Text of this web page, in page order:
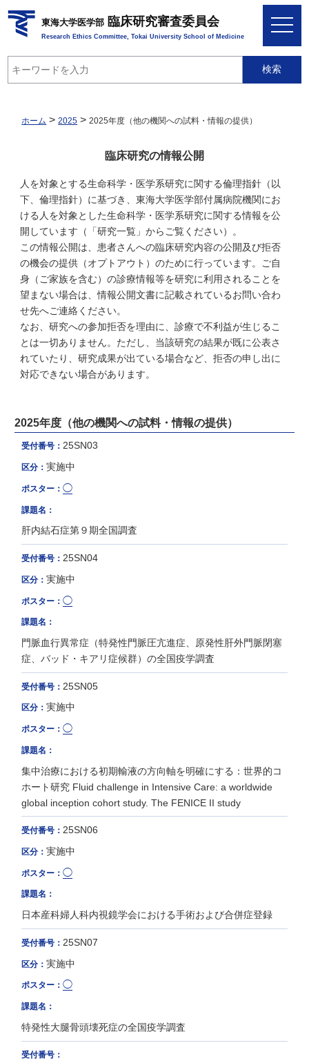
東海大学医学部 臨床研究審査委員会
Research Ethics Committee, Tokai University School of Medicine
toggle
検索
ホーム >2025 >2025年度（他の機関への試料・情報の提供）
臨床研究の情報公開
人を対象とする生命科学・医学系研究に関する倫理指針（以
下、倫理指針）に基づき、東海大学医学部付属病院機関にお
ける人を対象とした生命科学・医学系研究に関する情報を公
開しています（「研究一覧」からご覧ください）。
この情報公開は、患者さんへの臨床研究内容の公開及び拒否
の機会の提供（オプトアウト）のために行っています。ご自
身（ご家族を含む）の診療情報等を研究に利用されることを
望まない場合は、情報公開文書に記載されているお問い合わ
せ先へご連絡ください。
なお、研究への参加拒否を理由に、診療で不利益が生じるこ
とは一切ありません。ただし、当該研究の結果が既に公表さ
れていたり、研究成果が出ている場合など、拒否の申し出に
対応できない場合があります。
2025年度（他の機関への試料・情報の提供）
受付番号：25SN03
区分：実施中
ポスター：◯
課題名：
肝内結石症第９期全国調査
受付番号：25SN04
区分：実施中
ポスター：◯
課題名：
門脈血行異常症（特発性門脈圧亢進症、原発性肝外門脈閉塞
症、バッド・キアリ症候群）の全国疫学調査
受付番号： 25SN05
区分：実施中
ポスター：◯
課題名：
集中治療における初期輸液の方向軸を明確にする：世界的コ
ホート研究 Fluid challenge in Intensive Care: a worldwide
global inception cohort study. The FENICE II study
受付番号：25SN06
区分：実施中
ポスター：◯
課題名：
日本産科婦人科内視鏡学会における手術および合併症登録
受付番号： 25SN07
区分：実施中
ポスター：◯
課題名：
特発性大腿骨頭壊死症の全国疫学調査
受付番号：